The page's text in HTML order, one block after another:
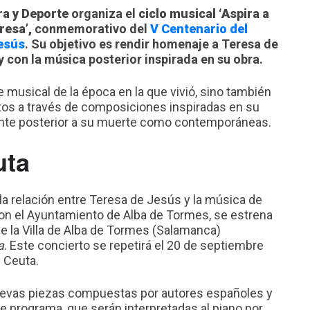
y Deporte organiza el ciclo musical ‘Aspira a
conmemorativo del V Centenario del
. Su objetivo es rendir homenaje a Teresa de
con la música posterior inspirada en su obra.
de la época en la que vivió, sino también
a través de composiciones inspiradas en su
posterior a su muerte como contemporáneas.
relación entre Teresa de Jesús y la música de
el Ayuntamiento de Alba de Tormes, se estrena
la Villa de Alba de Tormes (Salamanca)
. Este concierto se repetirá el 20 de septiembre
piezas compuestas por autores españoles y